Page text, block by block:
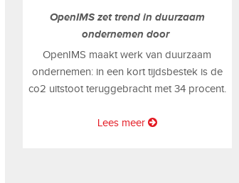
OpenIMS zet trend in duurzaam
ondernemen door
OpenIMS maakt werk van duurzaam
ondernemen: in een kort tijdsbestek is de
co2 uitstoot teruggebracht met 34 procent.
Lees meer